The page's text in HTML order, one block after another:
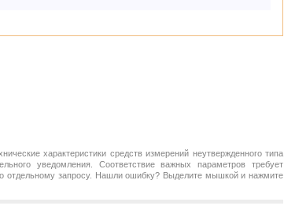
характеристики средств измерений неутвержденного типа
уведомления. Соответствие важных параметров требует
отдельному запросу. Нашли ошибку? Выделите мышкой и нажмите